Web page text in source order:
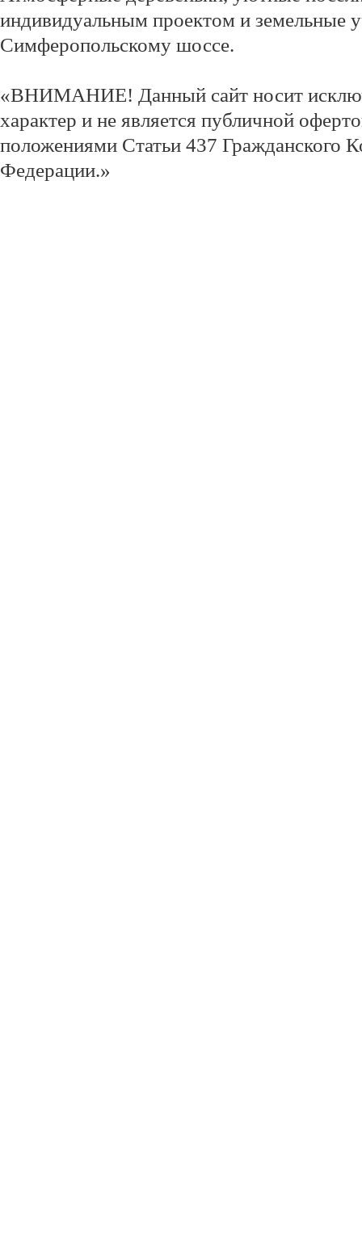
индивидуальным проектом и земельные
Симферопольскому шоссе.
«ВНИМАНИЕ! Данный сайт носит
характер и не является публичной
положениями Статьи 437 Гражданского
Федерации.»